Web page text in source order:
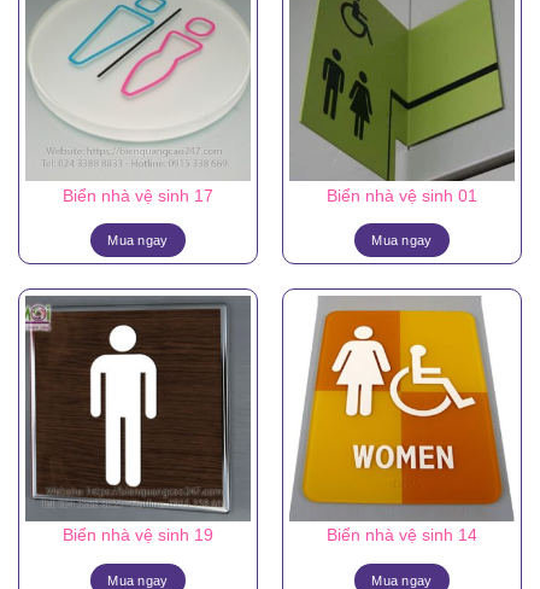
Biển nhà vệ sinh 17
Mua ngay
Biển nhà vệ sinh 01
Mua ngay
Biển nhà vệ sinh 19
Mua ngay
Biển nhà vệ sinh 14
Mua ngay